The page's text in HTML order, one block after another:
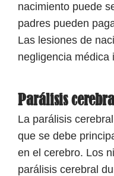
nacimiento puede
padres pueden
Las lesiones de
negligencia médica
Parálisis
La parálisis
que se debe
en el cerebro. Los
parálisis cerebral